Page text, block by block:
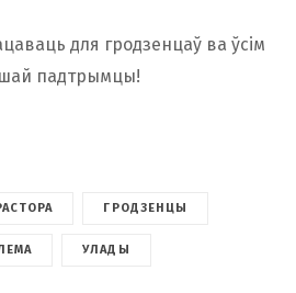
для гродзенцаў ва ўсім
падтрымцы!
ГРОДЗЕНЦЫ
УЛАДЫ